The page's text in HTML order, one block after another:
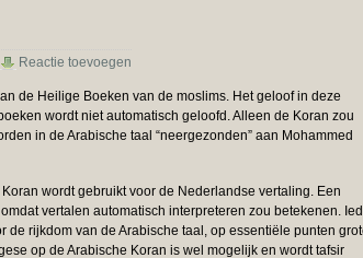
Reactie toevoegen
de Heilige Boeken van de moslims. Het geloof in deze
wordt niet automatisch geloofd. Alleen de Koran zou
in de Arabische taal “neergezonden” aan Mohammed
wordt gebruikt voor de Nederlandse vertaling. Een
vertalen automatisch interpreteren zou betekenen.
de rijkdom van de Arabische taal, op essentiële punten
op de Arabische Koran is wel mogelijk en wordt tafsir